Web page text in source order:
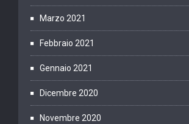
Marzo 2021
Febbraio 2021
Gennaio 2021
Dicembre 2020
Novembre 2020